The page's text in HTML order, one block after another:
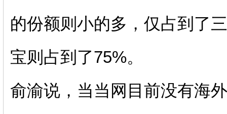
的份额则小的多，仅占到了
宝则占到了75%。
俞渝说，当当网目前没有海